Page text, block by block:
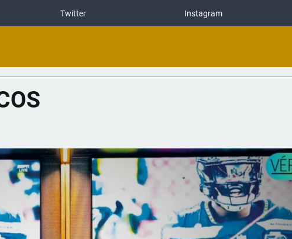
Twitter Instagram